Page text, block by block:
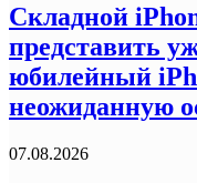
Складной
представить
юбилейный
неожиданную
07.08.2026